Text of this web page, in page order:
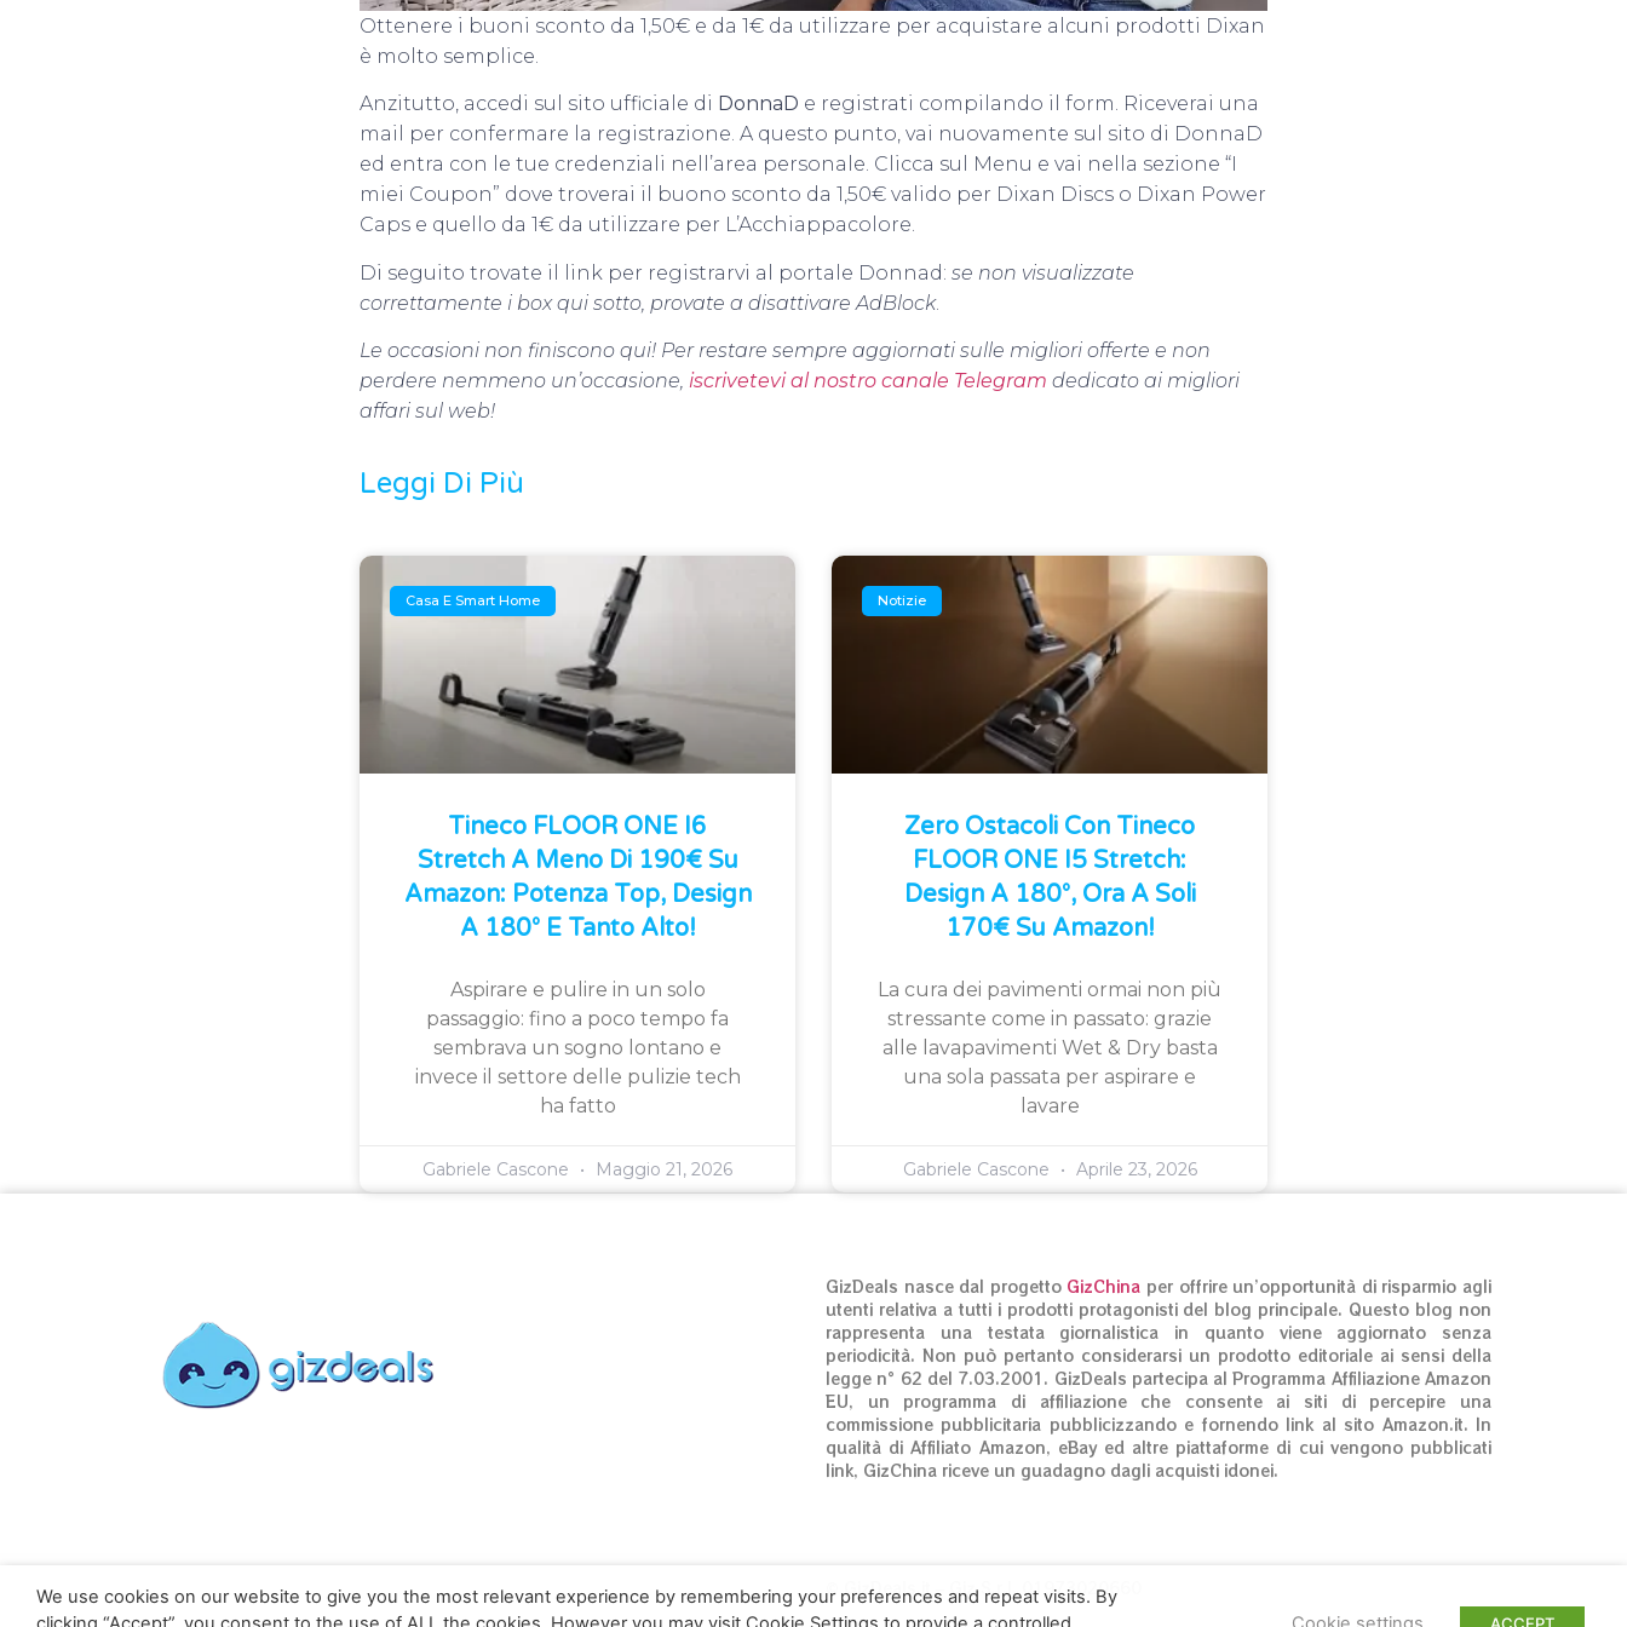
Ottenere i buoni sconto da 1,50€ e da 1€ da utilizzare per acquistare alcuni prodotti Dixan
è molto semplice.
Anzitutto, accedi sul sito ufficiale di DonnaD e registrati compilando il form. Riceverai una
mail per confermare la registrazione. A questo punto, vai nuovamente sul sito di DonnaD
ed entra con le tue credenziali nell’area personale. Clicca sul Menu e vai nella sezione “I
miei Coupon” dove troverai il buono sconto da 1,50€ valido per Dixan Discs o Dixan Power
Caps e quello da 1€ da utilizzare per L’Acchiappacolore.
Di seguito trovate il link per registrarvi al portale Donnad: se non visualizzate
correttamente i box qui sotto, provate a disattivare AdBlock.
Le occasioni non finiscono qui! Per restare sempre aggiornati sulle migliori offerte e non
perdere nemmeno un’occasione, iscrivetevi al nostro canale Telegram dedicato ai migliori
affari sul web!
Leggi Di Più
Casa E Smart Home
Tineco FLOOR ONE I6
Stretch A Meno Di 190€ Su
Amazon: Potenza Top, Design
A 180° E Tanto Alto!
Aspirare e pulire in un solo
passaggio: fino a poco tempo fa
sembrava un sogno lontano e
invece il settore delle pulizie tech
ha fatto
Gabriele Cascone Maggio 21, 2026
Notizie
Zero Ostacoli Con Tineco
FLOOR ONE I5 Stretch:
Design A 180°, Ora A Soli
170€ Su Amazon!
La cura dei pavimenti ormai non più
stressante come in passato: grazie
alle lavapavimenti Wet & Dry basta
una sola passata per aspirare e
lavare
Gabriele Cascone Aprile 23, 2026
GizDeals nasce dal progetto GizChina per offrire un’opportunità di risparmio agli
utenti relativa a tutti i prodotti protagonisti del blog principale. Questo blog non
rappresenta una testata giornalistica in quanto viene aggiornato senza
periodicità. Non può pertanto considerarsi un prodotto editoriale ai sensi della
legge n° 62 del 7.03.2001. GizDeals partecipa al Programma Affiliazione Amazon
EU, un programma di affiliazione che consente ai siti di percepire una
commissione pubblicitaria pubblicizzando e fornendo link al sito Amazon.it. In
qualità di Affiliato Amazon, eBay ed altre piattaforme di cui vengono pubblicati
link, GizChina riceve un guadagno dagli acquisti idonei.
© GizDeals.it – Giz S.r.l. 01973020660
We use cookies on our website to give you the most relevant experience by remembering your preferences and repeat visits. By
ACCEPT